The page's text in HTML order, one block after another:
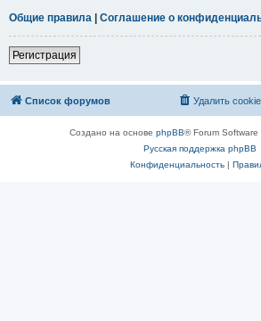
Общие правила | Соглашение о
Регистрация
Список форумов Удалить
Создано на основе phpBB® Forum
Русская поддержка phpBB
Конфиденциальность|